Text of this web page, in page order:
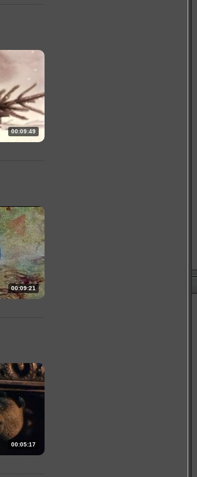
00:09:49
00:09:21
00:05:17